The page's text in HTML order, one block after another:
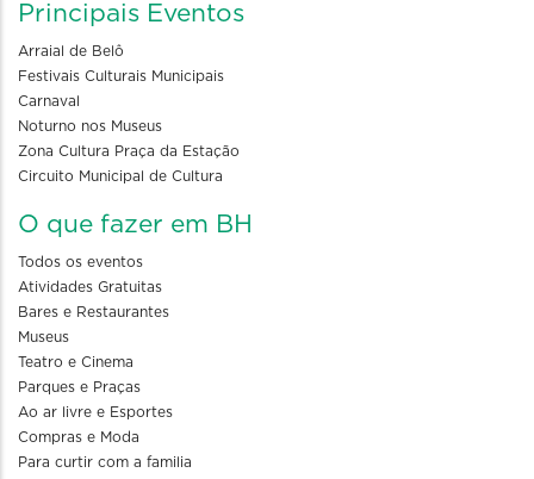
Principais Eventos
Arraial de Belô
Festivais Culturais Municipais
Carnaval
Noturno nos Museus
Zona Cultura Praça da Estação
Circuito Municipal de Cultura
O que fazer em BH
Todos os eventos
Atividades Gratuitas
Bares e Restaurantes
Museus
Teatro e Cinema
Parques e Praças
Ao ar livre e Esportes
Compras e Moda
Para curtir com a familia